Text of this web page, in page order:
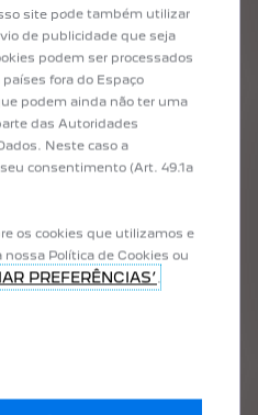
site pode também utilizar
de publicidade que seja
podem ser processados
fora do Espaço
podem ainda não ter uma
das Autoridades
Neste caso a
consentimento (Art. 49.1a
os cookies que utilizamos e
Política de Cookies ou
PREFERÊNCIAS’.